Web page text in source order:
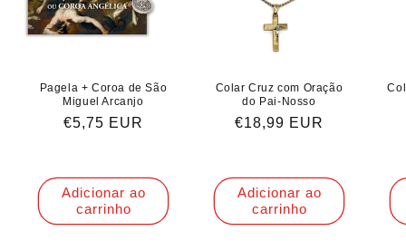
Pagela + Coroa de São
Miguel Arcanjo
Preço
€5,75 EUR
Adicionar ao
carrinho
Colar Cruz com Oração
do Pai-Nosso
Preço
€18,99 EUR
Adicionar ao
carrinho